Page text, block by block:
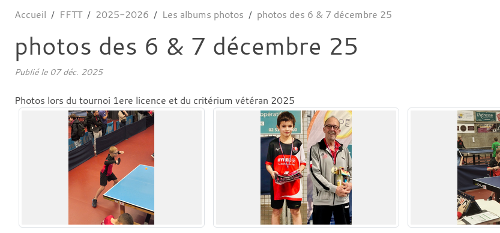
Accueil FFTT 2025-2026 Les albums photos photos des 6 & 7 décembre 25
photos des 6 & 7 décembre 25
Publié le 07 déc. 2025
Photos lors du tournoi 1ere licence et du critérium vétéran 2025